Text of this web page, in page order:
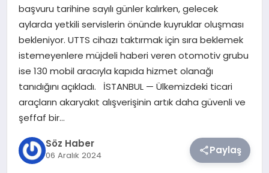
SAĞLIK
TEKNOLOJI
SIYASET
YAŞAM
başvuru tarihine sayılı günler kalırken, gelecek
aylarda yetkili servislerin önünde kuyruklar oluşması
bekleniyor. UTTS cihazı taktırmak için sıra beklemek
istemeyenlere müjdeli haberi veren otomotiv grubu
ise 130 mobil aracıyla kapıda hizmet olanağı
tanıdığını açıkladı. İSTANBUL — Ülkemizdeki ticari
araçların akaryakıt alışverişinin artık daha güvenli ve
şeffaf bir…
Söz Haber
06 Aralık 2024 Paylaş